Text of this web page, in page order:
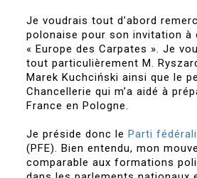
Je voudrais tout d’abord
polonaise pour son invitation à
« Europe des Carpates ». Je
tout particulièrement M.
Marek Kuchciński ainsi que le
Chancellerie qui m’a aidé à
France en Pologne.
Je préside donc leParti
(PFE). Bien entendu, mon
comparable aux formations